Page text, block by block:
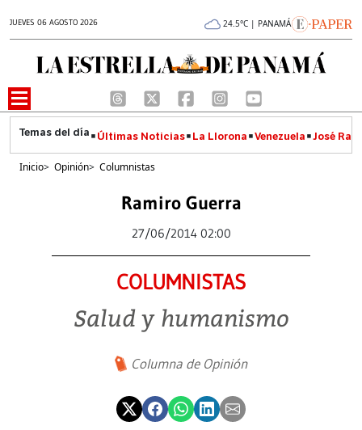
JUEVES 06 AGOSTO 2026 24.5°C | PANAMÁ
Últimas Noticias La Llorona Venezuela José
Inicio> Opinión> Columnistas
Ramiro Guerra
27/06/2014 02:00
COLUMNISTAS
Salud y humanismo
Columna de Opinión